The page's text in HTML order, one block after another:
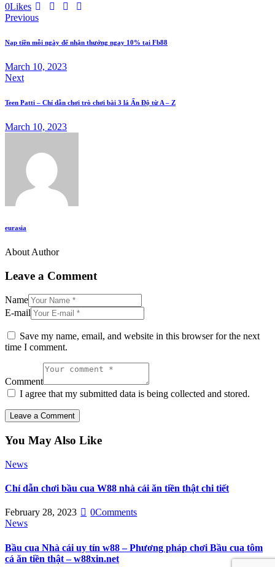
0LikesTwitterFacebook
EmailCopy
clipboard
Post
navigation
Previous
Nạp tiền mỗi ngày để nhận thưởng ngay 10% tại Fb88
March 10, 2023
Next
Teen Patti – Chỉ dẫn chơi trò chơi bài 3 lá Ấn Độ từ A – Z
March 10, 2023
eurasia
About Author
Leave a Comment
Name
E-mail
Save my name, email, and website in this browser for the next
time I comment.
Comment
I agree that my submitted data is being collected and stored.
You May Also Like
News
Chỉ dẫn chơi bầu cua W88 nhà cái ăn tiền thật chi tiết
February 28, 2023 0Comments
News
Bầu cua Nhà cái uy tín w88 – Phương pháp chơi Bầu cua tôm
cá ăn tiền thật – w88xin.net